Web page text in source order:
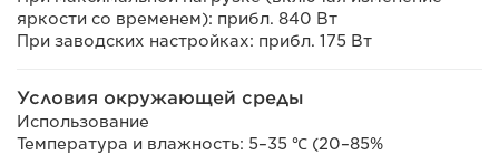
яркости со временем): прибл. 840 Вт
При заводских настройках: прибл. 175 Вт
Условия окружающей среды
Использование
Температура и влажность: 5–35 ℃ (20–85%